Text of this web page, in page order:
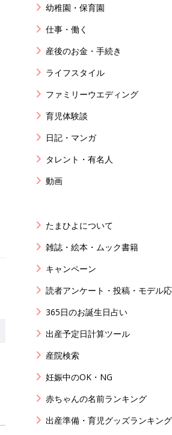
幼稚園・保育園
仕事・働く
産後のお金・手続き
ライフスタイル
ファミリーウエディング
育児体験談
日記・マンガ
タレント・有名人
動画
たまひよについて
雑誌・絵本・ムック書籍
キャンペーン
読者アンケート・投稿・モデル
365日のお誕生日占い
出産予定日計算ツール
産院検索
妊娠中のOK・NG
赤ちゃんの名前ランキング
出産準備・育児グッズランキング